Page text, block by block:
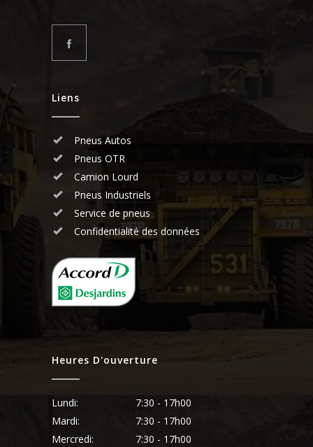
Liens
Pneus Autos
Pneus OTR
Camion Lourd
Pneus Industriels
Service de pneus
Confidentialité des données
Heures D'ouverture
Lundi:
7:30 - 17h00
Mardi:
7:30 - 17h00
Mercredi:
7:30 - 17h00